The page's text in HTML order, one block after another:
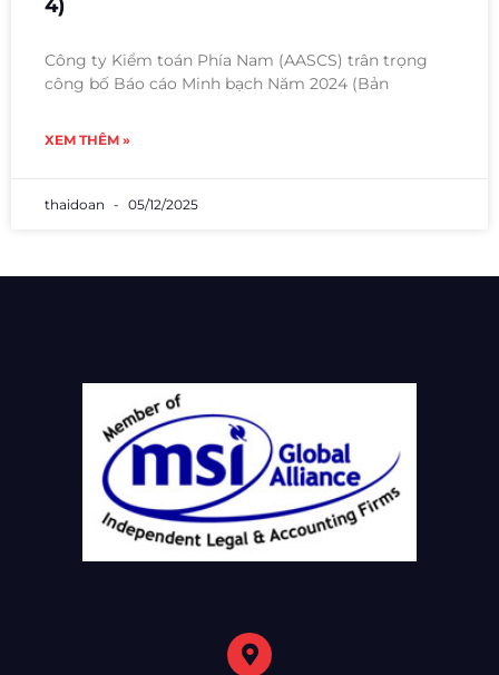
4)
Công ty Kiểm toán Phía Nam (AASCS) trân trọng
công bố Báo cáo Minh bạch Năm 2024 (Bản
XEM THÊM »
thaidoan 05/12/2025